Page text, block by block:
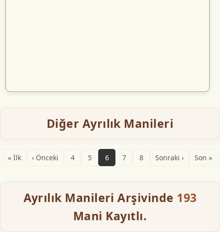
Diğer Ayrılık Manileri
« İlk ‹ Önceki 4 5 6 7 8 Sonraki › Son »
Ayrılık Manileri Arşivinde 193
Mani Kayıtlı.